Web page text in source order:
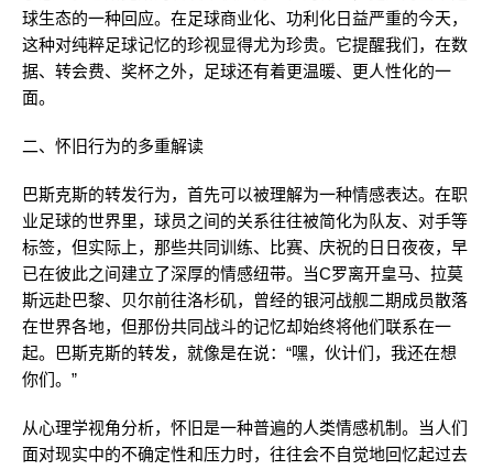
球生态的一种回应。在足球商业化、功利化日益严重的今天，
这种对纯粹足球记忆的珍视显得尤为珍贵。它提醒我们，在数
据、转会费、奖杯之外，足球还有着更温暖、更人性化的一
面。
二、怀旧行为的多重解读
巴斯克斯的转发行为，首先可以被理解为一种情感表达。在职
业足球的世界里，球员之间的关系往往被简化为队友、对手等
标签，但实际上，那些共同训练、比赛、庆祝的日日夜夜，早
已在彼此之间建立了深厚的情感纽带。当C罗离开皇马、拉莫
斯远赴巴黎、贝尔前往洛杉矶，曾经的银河战舰二期成员散落
在世界各地，但那份共同战斗的记忆却始终将他们联系在一
起。巴斯克斯的转发，就像是在说：“嘿，伙计们，我还在想
你们。”
从心理学视角分析，怀旧是一种普遍的人类情感机制。当人们
面对现实中的不确定性和压力时，往往会不自觉地回忆起过去